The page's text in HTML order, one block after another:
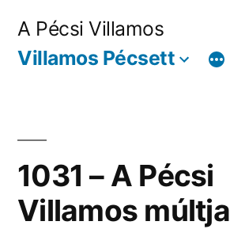
Tartalomhoz
A Pécsi Villamos
Villamos Pécsett
1031 – A Pécsi
Villamos múltja